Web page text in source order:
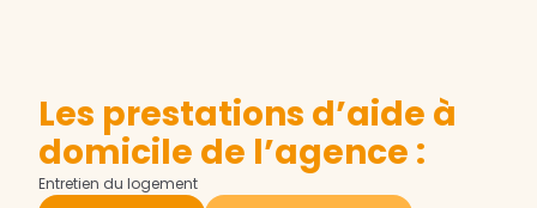
Les prestations d’aide à
domicile de l’agence :
Entretien du logement